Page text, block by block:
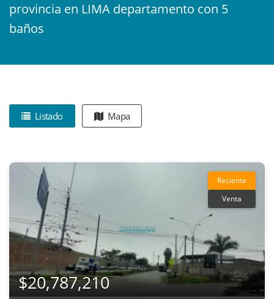
provincia en LIMA departamento con 5
baños
Listado Mapa
Reciente
Venta
$20,787,210